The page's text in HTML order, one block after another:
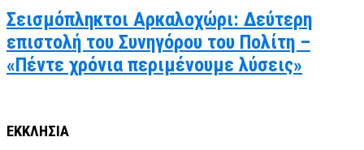
Σεισμόπληκτοι Αρκαλοχώρι: Δεύτερη
επιστολή του Συνηγόρου του Πολίτη –
«Πέντε χρόνια περιμένουμε λύσεις»
ΕΚΚΛΗΣΙΑ